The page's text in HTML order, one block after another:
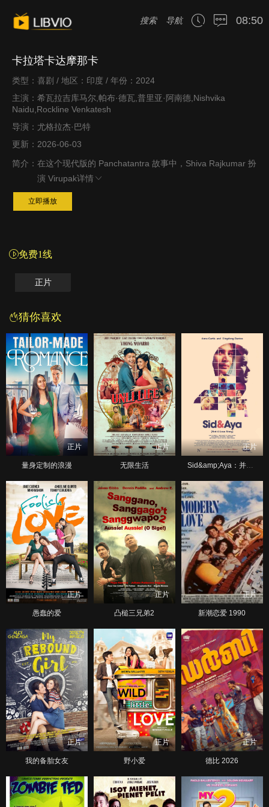
搜索 导航 08:50
卡拉塔卡达摩那卡
类型：喜剧 / 地区：印度 / 年份：2024
主演：希瓦拉吉库马尔,帕布·德瓦,普里亚·阿南德,Nishvika
Naidu,Rockline Venkatesh
导演：尤格拉杰·巴特
更新：2026-06-03
简介： 在这个现代版的 Panchatantra 故事中，Shiva Rajkumar 扮
演 Virupak详情
立即播放
免费1线
正片
猜你喜欢
正片
量身定制的浪漫
正片
无限生活
正片
Sid&amp;Aya：并非爱情故事
正片
愚蠢的爱
正片
凸槌三兄弟2
正片
新潮恋爱 1990
正片
我的备胎女友
正片
野小爱
正片
德比 2026